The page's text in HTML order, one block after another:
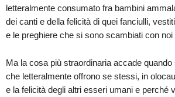
letteralmente consumato fra bambini
dei canti e della felicità di quei fanciulli,
e le preghiere che si sono scambiati con noi
Ma la cosa più straordinaria accade quando
che letteralmente offrono se stessi, in
e la felicità degli altri esseri umani e perché